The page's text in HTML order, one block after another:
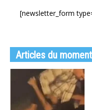
[newsletter_form
Articles du moment